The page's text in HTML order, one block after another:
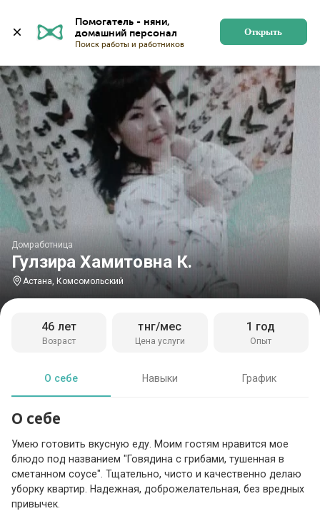
Помогатель - няни,
Поиск работы и работников
Открыть
Гулзира Хамитовна К.
Домработница
Астана, Комсомольский
Возраст
46 лет
Цена услуги
тнг/мес
Опыт
1 год
О себе Навыки График
О себе
Умею готовить вкусную еду. Моим гостям нравится мое
блюдо под названием "Говядина с грибами, тушенная в
сметанном соусе". Тщательно, чисто и качественно делаю
уборку квартир. Надежная, доброжелательная, без вредных
привычек.